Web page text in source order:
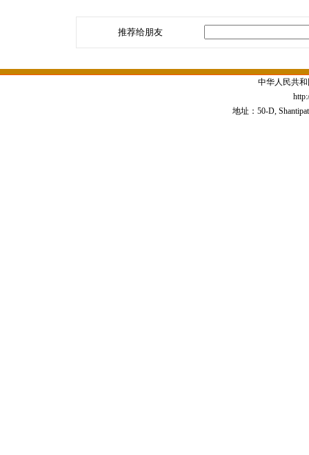
推荐给朋友
中华人民共
地址：50-D,